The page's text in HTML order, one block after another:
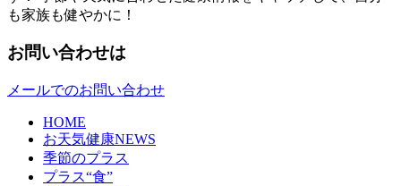
も家族も健やかに！
お問い合わせは
メールでのお問い合わせ
HOME
お天気健康NEWS
季節のプラス
プラス“食”